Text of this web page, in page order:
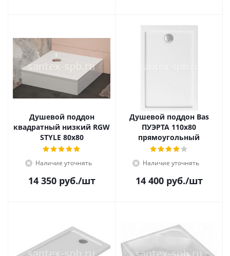
Душевой поддон
квадратный низкий RGW
STYLE 80x80
Наличие уточнять
14 350руб./шт
Душевой поддон Bas
ПУЭРТА 110х80
прямоугольный
Наличие уточнять
14 400руб./шт